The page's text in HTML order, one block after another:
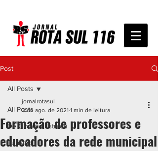
Post
All Posts
De Olho na Estrada
Turismo
All Posts
Formação de professores e
educadores da rede municipal
jornalrotasul
3 de ago. de 2021 1 min de leitura